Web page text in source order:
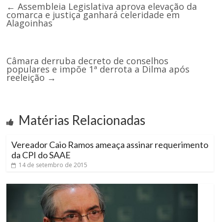
← Assembleia Legislativa aprova elevação da
comarca e justiça ganhará celeridade em
Alagoinhas
Câmara derruba decreto de conselhos
populares e impõe 1ª derrota a Dilma após
reeleição →
Matérias Relacionadas
Vereador Caio Ramos ameaça assinar requerimento
da CPI do SAAE
14 de setembro de 2015